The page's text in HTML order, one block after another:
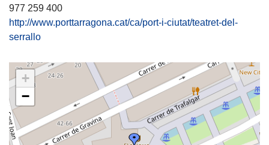
977 259 400
http://www.porttarragona.cat/ca/port-i-ciutat/teatret-del-
serrallo
+
−